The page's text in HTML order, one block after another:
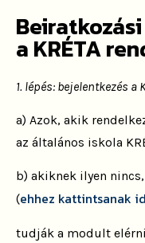
a KRÉTA
1. lépés: bejelentkezés a
a) Azok, akik
az általános iskola
b) akiknek ilyen
(ehhez kattintsanak
tudják a modult